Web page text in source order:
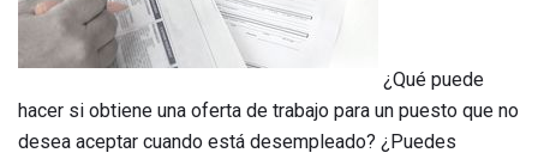
¿Qué puede
hacer si obtiene una oferta de trabajo para un puesto que no
desea aceptar cuando está desempleado? ¿Puedes